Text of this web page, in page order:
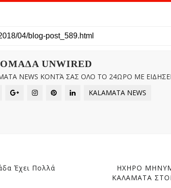
UNWIRED
NEWS ΚΟΝΤΆ ΣΑΣ ΟΛΟ ΤΟ 24ΩΡΟ ΜΕ
KALAMATA NEWS
Έχει Πολλά
ΗΧΗΡΟ
ΚΑΛΑΜΑΤΑ